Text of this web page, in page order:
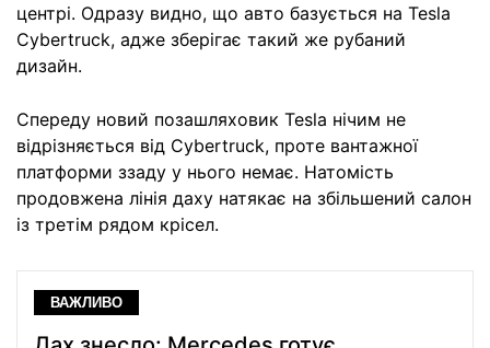
центрі. Одразу видно, що авто базується на Tesla
Cybertruck, адже зберігає такий же рубаний
дизайн.
Спереду новий позашляховик Tesla нічим не
відрізняється від Cybertruck, проте вантажної
платформи ззаду у нього немає. Натомість
продовжена лінія даху натякає на збільшений салон
із третім рядом крісел.
ВАЖЛИВО